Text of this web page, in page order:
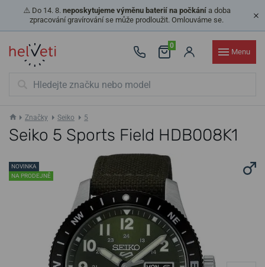
⚠️ Do 14. 8. neposkytujeme výměnu baterií na počkánía doba
zpracování gravírování se může prodloužit. Omlouváme se.
0
Menu
Značky Seiko 5
Seiko 5 Sports Field HDB008K1
NOVINKA
NA PRODEJNĚ